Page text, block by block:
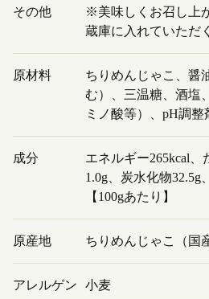
その他
※美味しくお召し上
蔵庫に入れていただ
原材料
ちりめんじゃこ、醤
む）、三温糖、酒塩
ミノ酸等）、pH調整
成分
エネルギー265kcal、
1.0g、炭水化物
【100gあたり】
原産地 ちりめんじゃこ（国
アレルゲン 小麦